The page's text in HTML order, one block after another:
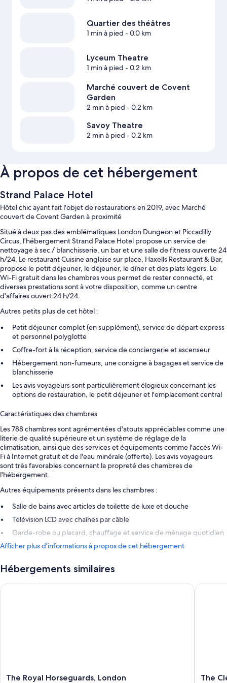
Quartier des théâtres
1 min à pied - 0.0 km
Lyceum Theatre
1 min à pied - 0.2 km
Marché couvert de Covent
Garden
2 min à pied - 0.2 km
Savoy Theatre
2 min à pied - 0.2 km
À propos de cet hébergement
Strand Palace Hotel
Hôtel chic ayant fait l'objet de restaurations en 2019, avec Marché
couvert de Covent Garden à proximité
Situé à deux pas des emblématiques London Dungeon et Piccadilly
Circus, l'hébergement Strand Palace Hotel propose un service de
nettoyage à sec / blanchisserie, un bar et une salle de fitness ouverte 24
h/24. Le restaurant Cuisine anglaise sur place, Haxells Restaurant & Bar,
propose le petit déjeuner, le déjeuner, le dîner et des plats légers. Le
Wi-Fi gratuit dans les chambres vous permet de rester connecté, et
diverses prestations sont à votre disposition, comme un centre
d'affaires ouvert 24 h/24.
Autres petits plus de cet hôtel :
Petit déjeuner complet (en supplément), service de départ express
et personnel polyglotte
Coffre-fort à la réception, service de conciergerie et ascenseur
Hébergement non-fumeurs, une consigne à bagages et service de
blanchisserie
Les avis voyageurs sont particulièrement élogieux concernant les
options de restauration, le petit déjeuner et l'emplacement central
Caractéristiques des chambres
Les 788 chambres sont agrémentées d'atouts appréciables comme une
literie de qualité supérieure et un système de réglage de la
climatisation, ainsi que des services et équipements comme l'accès Wi-
Fi à Internet gratuit et de l'eau minérale (offerte). Les avis voyageurs
sont très favorables concernant la propreté des chambres de
l'hébergement.
Autres équipements présents dans les chambres :
Salle de bains avec articles de toilette de luxe et douche
Télévision LCD avec chaînes par câble
Garde-robe ou placard, chauffage et service de ménage quotidien
Afficher plus d’informations à propos de cet hébergement
Hébergements similaires
The
The Royal Horseguards, London
The Royal Horseguards, London
The
The
The